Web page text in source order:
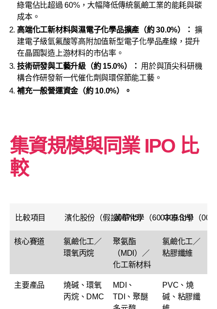
綠電佔比超過 60%，大幅降低傳統氯鹼工業的能耗與碳
成本。
高端化工新材料與濕電子化學品擴產（約 30.0%）： 擴
建電子級氫氟酸等高附加值新型電子化學品產線，提升
在晶圓製造上游材料的市佔率。
技術研發與工藝升級（約 15.0%）： 用於與頂尖科研機
構合作研發新一代催化劑與環保節能工藝。
補充一般營運資金（約 10.0%）。
集資規模與同業 IPO 比
較
比較項目 濱化股份（假設06745）萬華化學（600309.SH）
中泰化學（
核心賽道
氯鹼化工／
環氧丙烷
聚氨酯
（MDI）／
化工新材料
氯鹼化工／
粘膠纖維
主要產品
燒碱、環氧
丙烷、DMC
MDI、
TDI、聚醚
PVC、燒
碱、粘膠纖